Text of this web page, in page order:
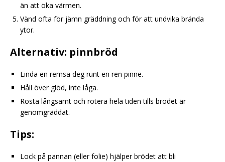
än att öka värmen.
Vänd ofta för jämn gräddning och för att undvika brända
ytor.
Alternativ: pinnbröd
Linda en remsa deg runt en ren pinne.
Håll över glöd, inte låga.
Rosta långsamt och rotera hela tiden tills brödet är
genomgräddat.
Tips:
Lock på pannan (eller folie) hjälper brödet att bli